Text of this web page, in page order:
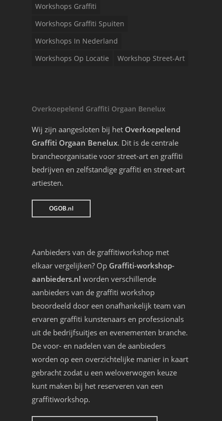
Workshops Graffiti
Workshops Graffiti Spuiten
Workshops In Nederland
Workshops Op Locatie
Workshop Street-Art
Overkoepelend Graffiti Orgaan Benelux
Wij zijn aangesloten bij het Overkoepelend
Graffiti Orgaan Benelux. Dit is de centrale
brancheorganisatie voor street-art en graffiti
bedrijven en zelfstandige graffiti en street-art
artiesten.
OGOB.nl
Aanbieders van de graffitiworkshop met
elkaar vergelijken? Op Graffiti-workshop-
aanbieders.nl worden verschillende
aanbieders van de graffiti workshop
beoordeeld door een onafhankelijk team van
ervaren graffiti kunstenaars en professionals
uit de bedrijfsuitjes en evenementen branche.
De voor- en nadelen van de aanbieders
worden op een overzichtelijke manier in kaart
gebracht zodat u een weloverwogen keuze
kunt maken bij het reserveren van een
graffitiworkshop.